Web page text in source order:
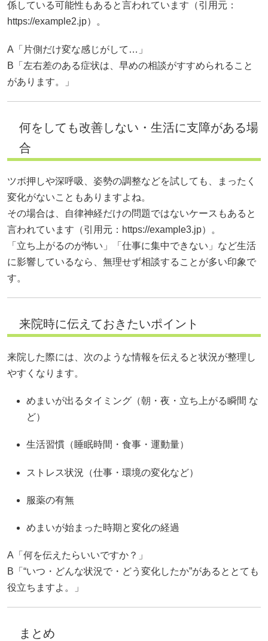
係している可能性もあると言われています（引用元：
https://example2.jp）。
A「片側だけ変な感じがして…」
B「左右差のある症状は、早めの相談がすすめられること
があります。」
何をしても改善しない・生活に支障がある場
合
ツボ押しや深呼吸、姿勢の調整などを試しても、まったく
変化がないこともありますよね。
その場合は、自律神経だけの問題ではないケースもあると
言われています（引用元： https://example3.jp）。
「立ち上がるのが怖い」「仕事に集中できない」など生活
に影響しているなら、無理せず相談することが多い印象で
す。
来院時に伝えておきたいポイント
来院した際には、次のような情報を伝えると状況が整理し
やすくなります。
めまいが出るタイミング（朝・夜・立ち上がる瞬間 な
ど）
生活習慣（睡眠時間・食事・運動量）
ストレス状況（仕事・環境の変化など）
服薬の有無
めまいが始まった時期と変化の経過
A「何を伝えたらいいですか？」
B「“いつ・どんな状況で・どう変化したか”があるととても
役立ちますよ。」
まとめ